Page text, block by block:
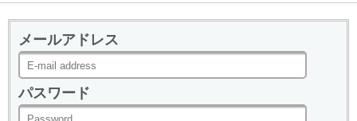
メールアドレス
パスワード